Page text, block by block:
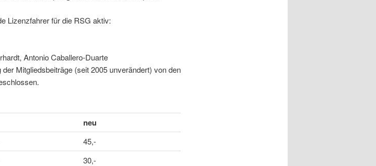
Lizenzfahrer für die RSG aktiv:
Antonio Caballero-Duarte
Mitgliedsbeiträge (seit 2005 unverändert) von den
neu
45,-
30,-